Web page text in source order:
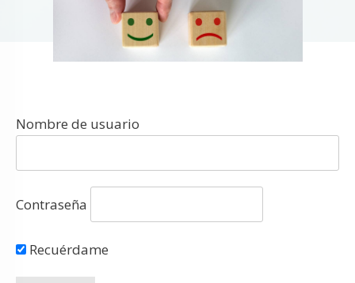
Nombre de usuario
Contraseña
Recuérdame